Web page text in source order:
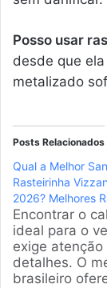
Posso usar
desde que
metalizado
Posts Relacionados
Qual a Melhor
Rasteirinha
2026? Melhores
Encontrar o
ideal para o
exige atenção
detalhes. O
brasileiro